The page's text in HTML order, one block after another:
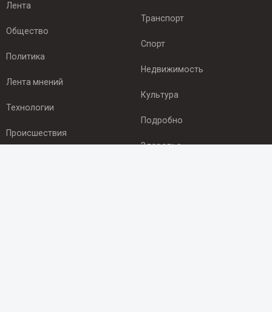
Лента
Общество
Политика
Лента мнений
Технологии
Происшествия
Транспорт
Спорт
Недвижимость
Культура
Подробно
Здоровье